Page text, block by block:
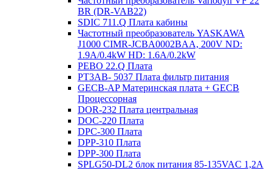
BR (DR-VAB22)
SDIC 711.Q Плата кабины
Частотный преобразователь YASKAWA
J1000 CIMR-JCBA0002BAA, 200V ND:
1.9A/0.4kW HD: 1.6A/0.2kW
PEBO 22.Q Плата
РТ3АВ- 5037 Плата фильтр питания
GECB-AP Материнская плата + GECB
Процессорная
DOR-232 Плата центральная
DOC-220 Плата
DPC-300 Плата
DPP-310 Плата
DPP-300 Плата
SPLG50-DL2 блок питания 85-135VAC 1,2А